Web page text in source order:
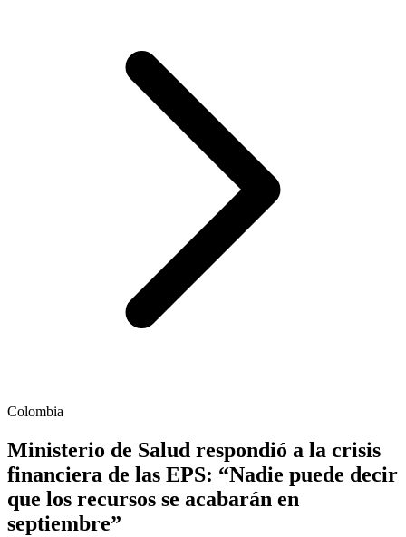
Colombia
Ministerio de Salud respondió a la crisis
financiera de las EPS: “Nadie puede decir
que los recursos se acabarán en
septiembre”